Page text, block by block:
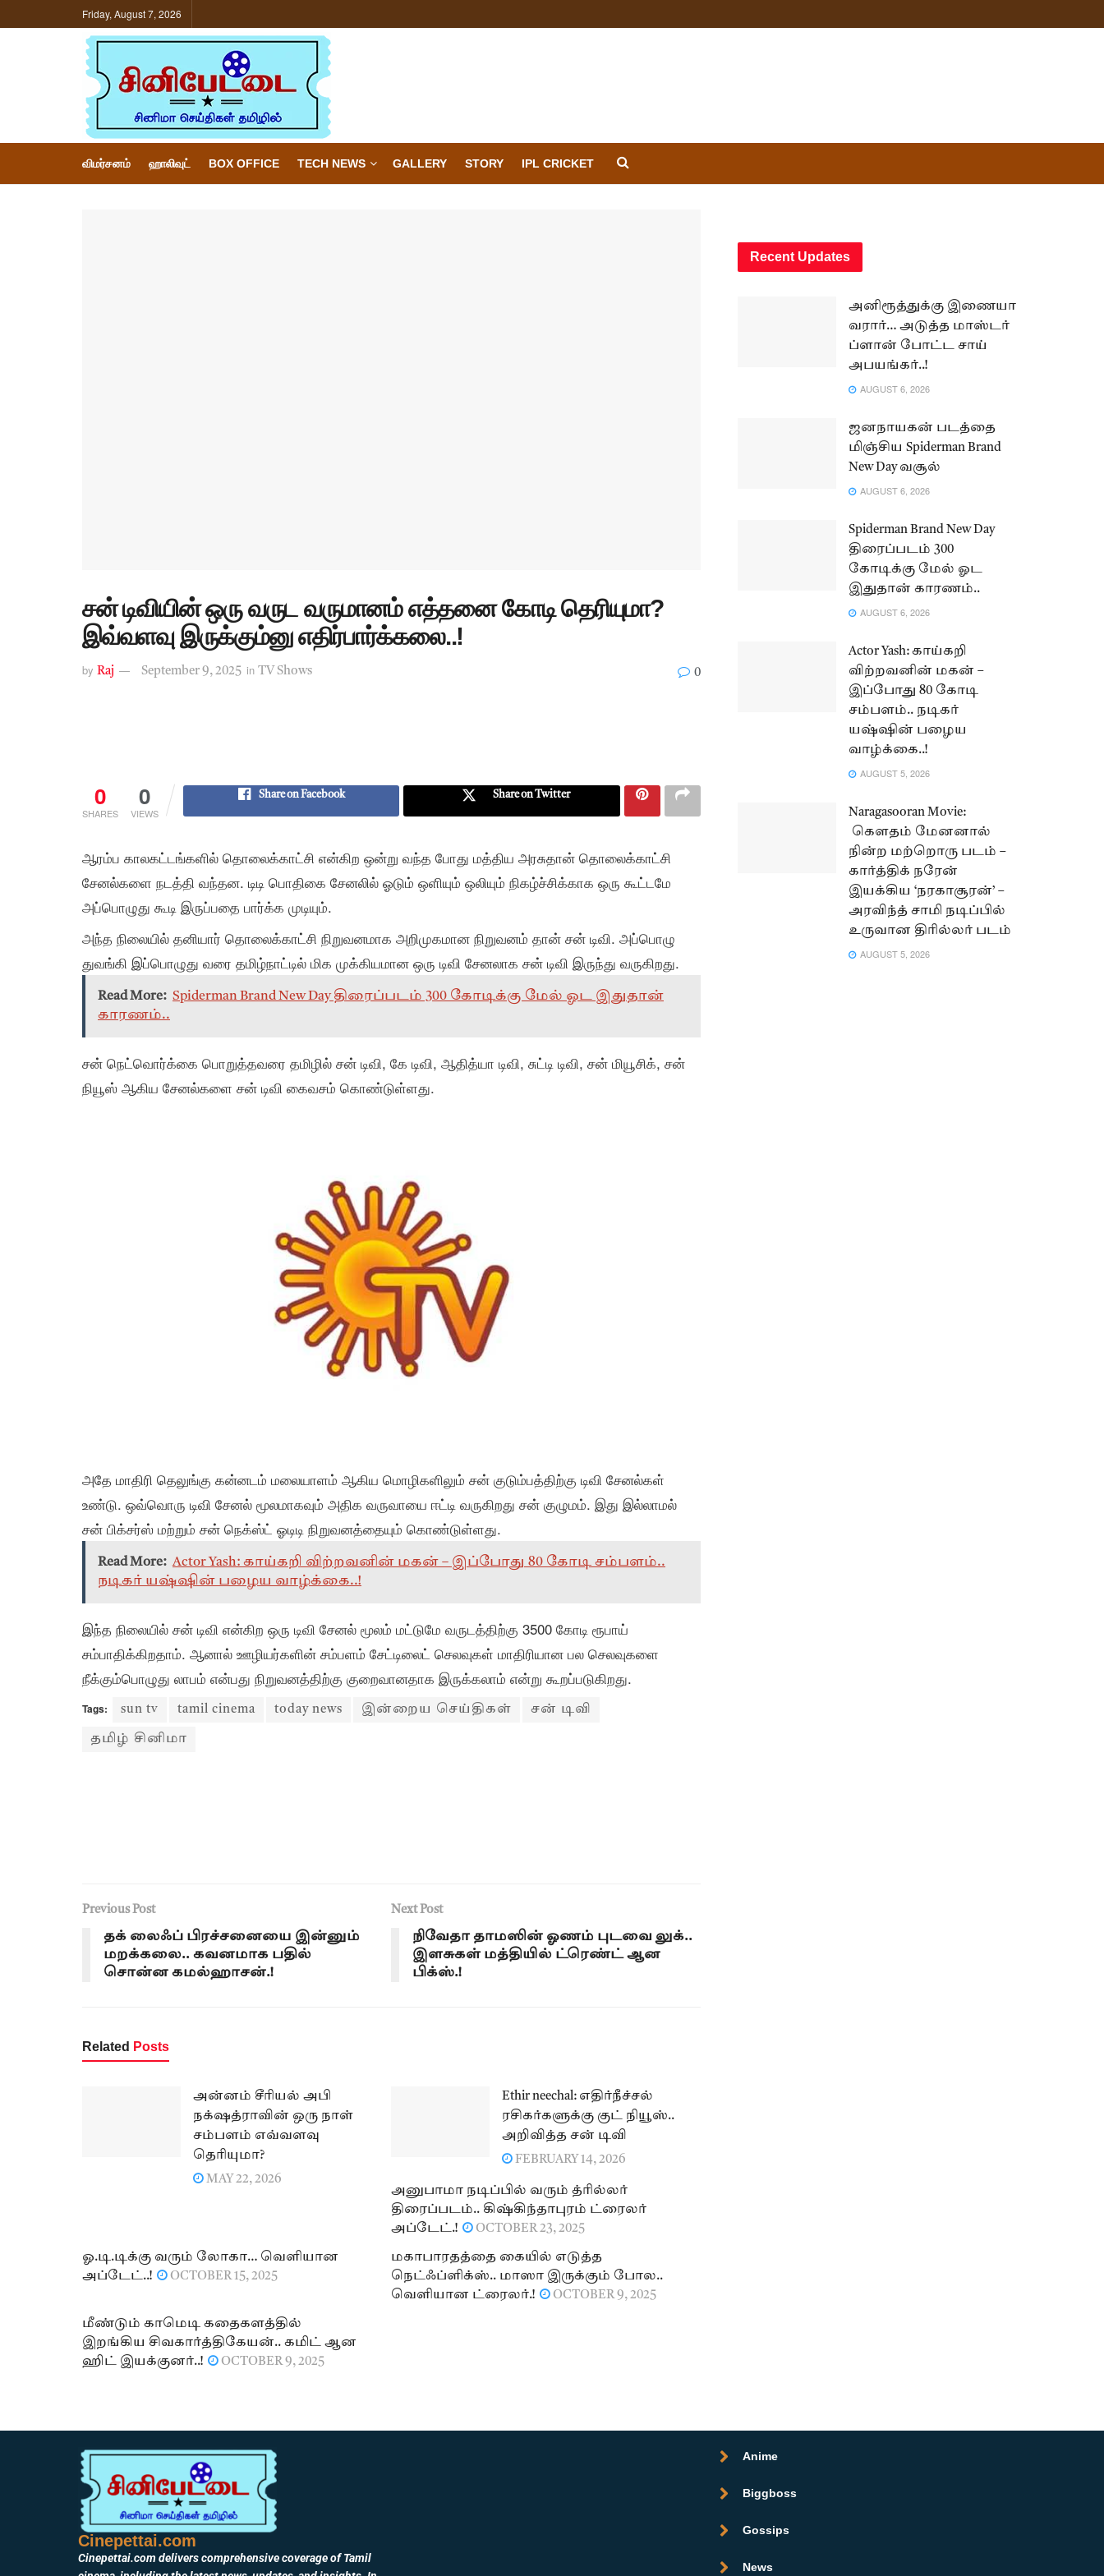
Friday, August 7, 2026
விமர்சனம் ஹாலிவுட் BOX OFFICE TECH NEWS GALLERY STORY IPL CRICKET
சன் டிவியின் ஒரு வருட வருமானம் எத்தனை கோடி தெரியுமா?
இவ்வளவு இருக்கும்னு எதிர்பார்க்கலை..!
by Raj September 9, 2025 in TV Shows 0
0
SHARES
0
VIEWS
Share on Facebook Share on Twitter
ஆரம்ப காலகட்டங்களில் தொலைக்காட்சி என்கிற ஒன்று வந்த போது மத்திய அரசுதான் தொலைக்காட்சி
சேனல்களை நடத்தி வந்தன. டிடி பொதிகை சேனலில் ஓடும் ஒளியும் ஒலியும் நிகழ்ச்சிக்காக ஒரு கூட்டமே
அப்பொழுது கூடி இருப்பதை பார்க்க முடியும்.
அந்த நிலையில் தனியார் தொலைக்காட்சி நிறுவனமாக அறிமுகமான நிறுவனம் தான் சன் டிவி. அப்பொழு
துவங்கி இப்பொழுது வரை தமிழ்நாட்டில் மிக முக்கியமான ஒரு டிவி சேனலாக சன் டிவி இருந்து வருகிறது.
Read More: Spiderman Brand New Day திரைப்படம் 300 கோடிக்கு மேல் ஓட இதுதான்
காரணம்..
சன் நெட்வொர்க்கை பொறுத்தவரை தமிழில் சன் டிவி, கே டிவி, ஆதித்யா டிவி, சுட்டி டிவி, சன் மியூசிக், சன்
நியூஸ் ஆகிய சேனல்களை சன் டிவி கைவசம் கொண்டுள்ளது.
அதே மாதிரி தெலுங்கு கன்னடம் மலையாளம் ஆகிய மொழிகளிலும் சன் குடும்பத்திற்கு டிவி சேனல்கள்
உண்டு. ஒவ்வொரு டிவி சேனல் மூலமாகவும் அதிக வருவாயை ஈட்டி வருகிறது சன் குழுமம். இது இல்லாமல்
சன் பிக்சர்ஸ் மற்றும் சன் நெக்ஸ்ட் ஓடிடி நிறுவனத்தையும் கொண்டுள்ளது.
Read More: Actor Yash: காய்கறி விற்றவனின் மகன் – இப்போது 80 கோடி சம்பளம்..
நடிகர் யஷ்ஷின் பழைய வாழ்க்கை..!
இந்த நிலையில் சன் டிவி என்கிற ஒரு டிவி சேனல் மூலம் மட்டுமே வருடத்திற்கு 3500 கோடி ரூபாய்
சம்பாதிக்கிறதாம். ஆனால் ஊழியர்களின் சம்பளம் சேட்டிலைட் செலவுகள் மாதிரியான பல செலவுகளை
நீக்கும்பொழுது லாபம் என்பது நிறுவனத்திற்கு குறைவானதாக இருக்கலாம் என்று கூறப்படுகிறது.
Tags: sun tv tamil cinema today news இன்றைய செய்திகள் சன் டிவி
தமிழ் சினிமா
Previous Post
தக் லைஃப் பிரச்சனையை இன்னும்
மறக்கலை.. கவனமாக பதில்
சொன்ன கமல்ஹாசன்.!
Next Post
நிவேதா தாமஸின் ஓணம் புடவை லுக்..
இளசுகள் மத்தியில் ட்ரெண்ட் ஆன
பிக்ஸ்.!
Related Posts
அன்னம் சீரியல் அபி
நக்‌ஷத்ராவின் ஒரு நாள்
சம்பளம் எவ்வளவு
தெரியுமா?
MAY 22, 2026
Ethir neechal: எதிர்நீச்சல்
ரசிகர்களுக்கு குட் நியூஸ்..
அறிவித்த சன் டிவி
FEBRUARY 14, 2026
அனுபாமா நடிப்பில் வரும் த்ரில்லர்
திரைப்படம்.. கிஷ்கிந்தாபுரம் ட்ரைலர்
அப்டேட்.!
OCTOBER 23, 2025
ஓ.டி.டிக்கு வரும் லோகா… வெளியான
அப்டேட்..!
OCTOBER 15, 2025
மகாபாரதத்தை கையில் எடுத்த
நெட்ஃப்ளிக்ஸ்.. மாஸா இருக்கும் போல..
வெளியான ட்ரைலர்.!
OCTOBER 9, 2025
மீண்டும் காமெடி கதைகளத்தில்
இறங்கிய சிவகார்த்திகேயன்.. கமிட் ஆன
ஹிட் இயக்குனர்..!
OCTOBER 9, 2025
Recent Updates
அனிரூத்துக்கு இணையா
வரார்… அடுத்த மாஸ்டர்
ப்ளான் போட்ட சாய்
அபயங்கர்..!
AUGUST 6, 2026
ஜனநாயகன் படத்தை
மிஞ்சிய Spiderman Brand
New Day வசூல்
AUGUST 6, 2026
Spiderman Brand New Day
திரைப்படம் 300
கோடிக்கு மேல் ஓட
இதுதான் காரணம்..
AUGUST 6, 2026
Actor Yash: காய்கறி
விற்றவனின் மகன் –
இப்போது 80 கோடி
சம்பளம்.. நடிகர்
யஷ்ஷின் பழைய
வாழ்க்கை..!
AUGUST 5, 2026
Naragasooran Movie:
கௌதம் மேனனால்
நின்ற மற்றொரு படம் –
கார்த்திக் நரேன்
இயக்கிய ‘நரகாசூரன்’ –
அரவிந்த் சாமி நடிப்பில்
உருவான திரில்லர் படம்
AUGUST 5, 2026
Cinepettai.com
Cinepettai.com delivers comprehensive coverage of Tamil
Anime
Biggboss
Gossips
News